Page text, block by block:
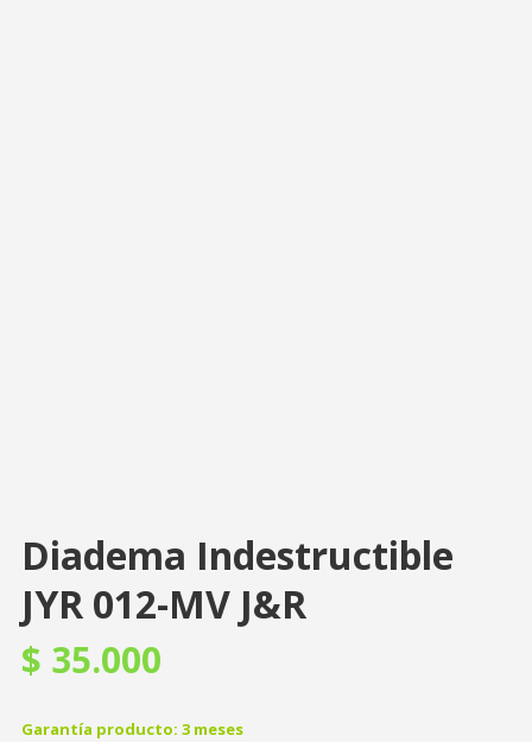
Diadema Indestructible
JYR 012-MV J&R
$ 35.000
Garantía producto: 3 meses